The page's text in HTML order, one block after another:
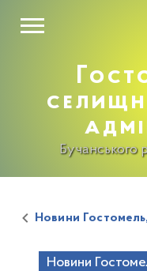
Бучанського
Новини
Новини